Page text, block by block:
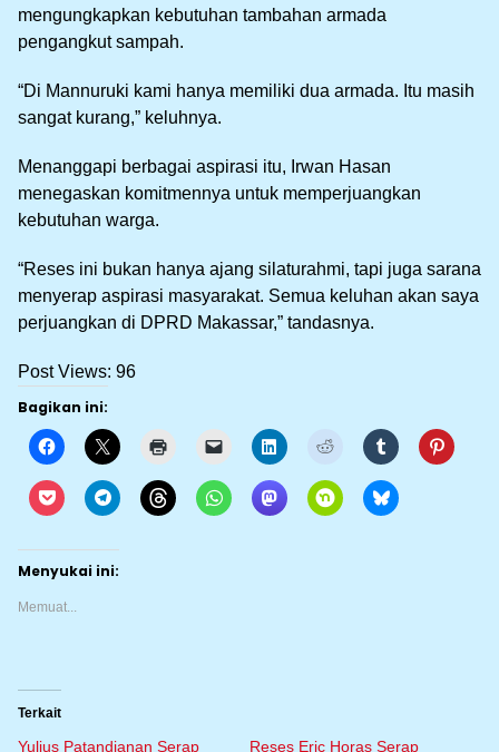
mengungkapkan kebutuhan tambahan armada
pengangkut sampah.
“Di Mannuruki kami hanya memiliki dua armada. Itu masih
sangat kurang,” keluhnya.
Menanggapi berbagai aspirasi itu, Irwan Hasan
menegaskan komitmennya untuk memperjuangkan
kebutuhan warga.
“Reses ini bukan hanya ajang silaturahmi, tapi juga sarana
menyerap aspirasi masyarakat. Semua keluhan akan saya
perjuangkan di DPRD Makassar,” tandasnya.
Post Views: 96
Bagikan ini:
Menyukai ini:
Memuat...
Terkait
Yulius Patandianan Serap Reses Eric Horas Serap